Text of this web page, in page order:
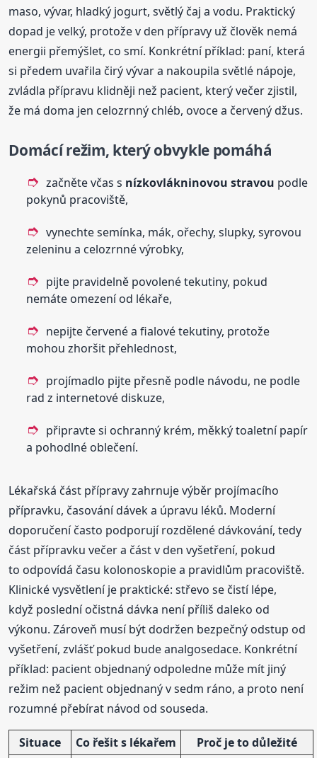
maso, vývar, hladký jogurt, světlý čaj a vodu. Praktický
dopad je velký, protože v den přípravy už člověk nemá
energii přemýšlet, co smí. Konkrétní příklad: paní, která
si předem uvařila čirý vývar a nakoupila světlé nápoje,
zvládla přípravu klidněji než pacient, který večer zjistil,
že má doma jen celozrnný chléb, ovoce a červený džus.
Domácí režim, který obvykle pomáhá
začněte včas s nízkovlákninovou stravou podle
pokynů pracoviště,
vynechte semínka, mák, ořechy, slupky, syrovou
zeleninu a celozrnné výrobky,
pijte pravidelně povolené tekutiny, pokud
nemáte omezení od lékaře,
nepijte červené a fialové tekutiny, protože
mohou zhoršit přehlednost,
projímadlo pijte přesně podle návodu, ne podle
rad z internetové diskuze,
připravte si ochranný krém, měkký toaletní papír
a pohodlné oblečení.
Lékařská část přípravy zahrnuje výběr projímacího
přípravku, časování dávek a úpravu léků. Moderní
doporučení často podporují rozdělené dávkování, tedy
část přípravku večer a část v den vyšetření, pokud
to odpovídá času kolonoskopie a pravidlům pracoviště.
Klinické vysvětlení je praktické: střevo se čistí lépe,
když poslední očistná dávka není příliš daleko od
výkonu. Zároveň musí být dodržen bezpečný odstup od
vyšetření, zvlášť pokud bude analgosedace. Konkrétní
příklad: pacient objednaný odpoledne může mít jiný
režim než pacient objednaný v sedm ráno, a proto není
rozumné přebírat návod od souseda.
Situace Co řešit s lékařem Proč je to důležité